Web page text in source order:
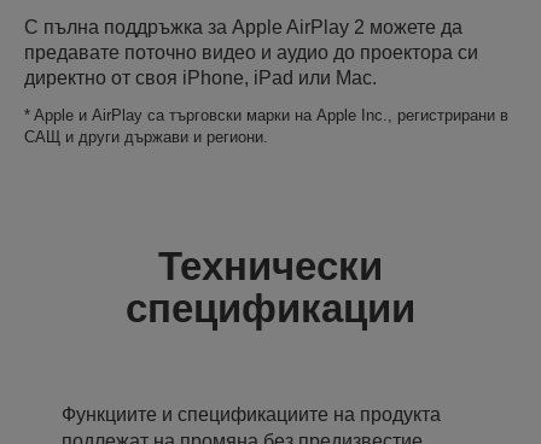
С пълна поддръжка за Apple AirPlay 2 можете да
предавате поточно видео и аудио до проектора си
директно от своя iPhone, iPad или Mac.
* Apple и AirPlay са търговски марки на Apple Inc., регистрирани в
САЩ и други държави и региони.
Технически
спецификации
Функциите и спецификациите на продукта